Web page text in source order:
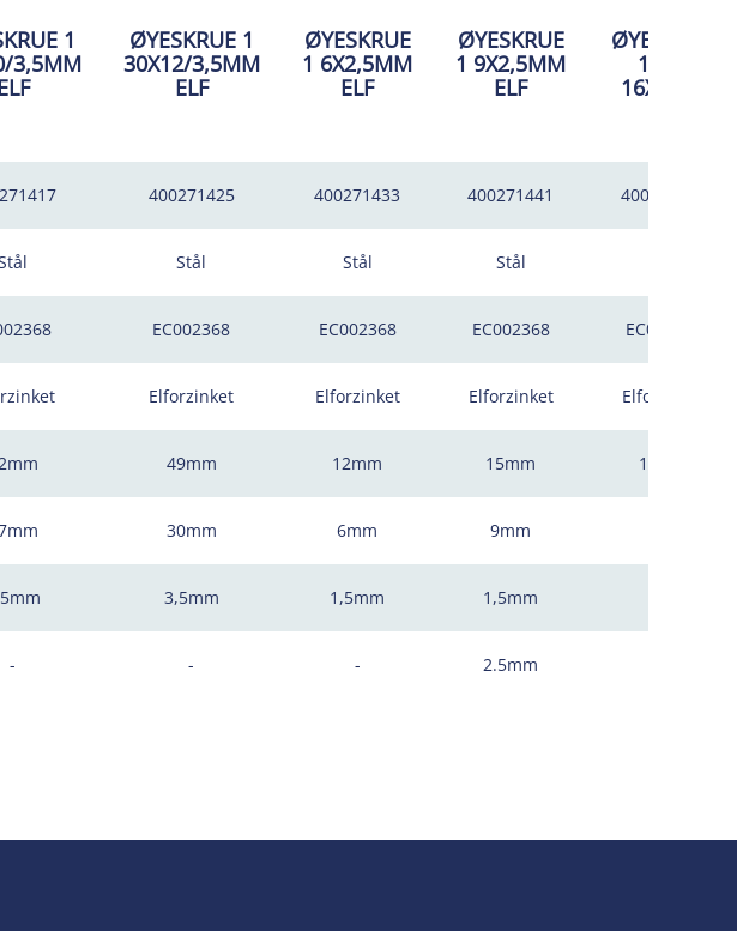
1
3,5MM
-
ØYESKRUE 1
30X12/3,5MM
ELF
400271425
Stål
EC002368
Elforzinket
49mm
30mm
3,5mm
-
ØYESKRUE
1 6X2,5MM
ELF
400271433
Stål
EC002368
Elforzinket
12mm
6mm
1,5mm
-
ØYESKRUE
1 9X2,5MM
ELF
400271441
Stål
EC002368
Elforzinket
15mm
9mm
1,5mm
2.5mm
ØYESKRUE
1 EFZ
16X6MM
400265872
EC000092
Elforzinket
16mm